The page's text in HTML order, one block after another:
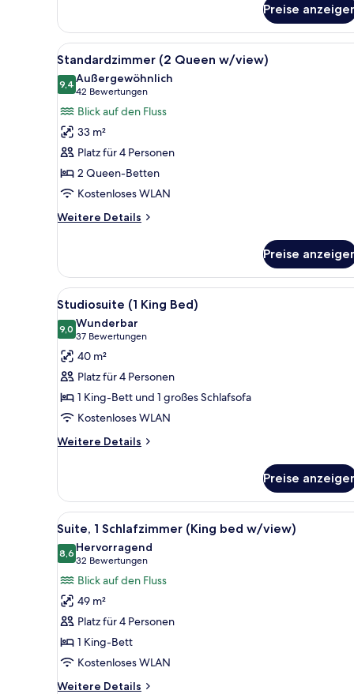
2
Queen
Beds
Corner
Suite)
Preise
Alle
Fotos
für
Standardzimmer
(2
Queen
w/view)
anzeigen
Hochwertige Bettwaren,
8
Standardzimmer (2 Queen w/view)
9,49,4 von 10
Außergewöhnlich
42 Bewertungen
(42
Bewertungen)
Blick auf den Fluss
33 m²
Platz für 4 Personen
2 Queen-Betten
Kostenloses WLAN
Weitere Details
Weitere
(2
Queen
w/view)
Preise
Alle
Fotos
für
Studiosuite
(1
King
Bed)
anzeigen
Hochwertige Bettwaren,
8
Studiosuite (1 King Bed)
9,09,0 von 10
Wunderbar
37 Bewertungen
(37
Bewertungen)
40 m²
Platz für 4 Personen
1 King-Bett und 1 großes Schlafsofa
Kostenloses WLAN
Weitere Details
Weitere
(1
King
Bed)
Preise
Alle
Fotos
für
Suite,
1
Schlafzimmer
(King
bed
w/view)
anzeigen
Hochwertige Bettwaren,
10
Suite, 1 Schlafzimmer (King bed w/view)
8,68,6 von 10
Hervorragend
32 Bewertungen
(32
Bewertungen)
Blick auf den Fluss
49 m²
Platz für 4 Personen
1 King-Bett
Kostenloses WLAN
Weitere Details
Weitere